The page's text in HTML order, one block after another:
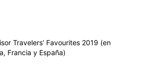
Travelers’ Favourites 2019 (en
Francia y España)